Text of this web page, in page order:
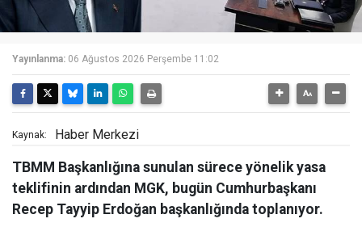
Yayınlanma: 06 Ağustos 2026 Perşembe 11:02
Kaynak: Haber Merkezi
TBMM Başkanlığına sunulan sürece yönelik yasa
teklifinin ardından MGK, bugün Cumhurbaşkanı
Recep Tayyip Erdoğan başkanlığında toplanıyor.